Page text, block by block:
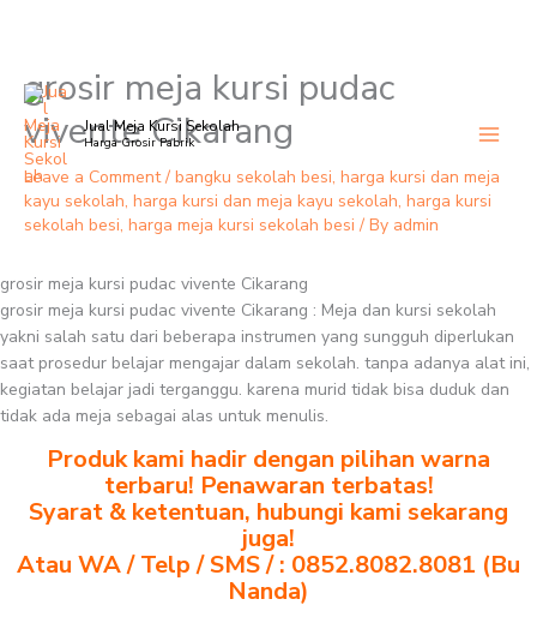
Skip
content
Jual Meja Kursi Sekolah
Harga Grosir Pabrik
grosir meja kursi pudac
vivente Cikarang
Leave a Comment / bangku sekolah besi, harga kursi dan meja
kayu sekolah, harga kursi dan meja kayu sekolah, harga kursi
sekolah besi, harga meja kursi sekolah besi / By admin
grosir meja kursi pudac vivente Cikarang
grosir meja kursi pudac vivente Cikarang : Meja dan kursi sekolah
yakni salah satu dari beberapa instrumen yang sungguh diperlukan
saat prosedur belajar mengajar dalam sekolah. tanpa adanya alat ini,
kegiatan belajar jadi terganggu. karena murid tidak bisa duduk dan
tidak ada meja sebagai alas untuk menulis.
Produk kami hadir dengan pilihan warna
terbaru! Penawaran terbatas!
Syarat & ketentuan, hubungi kami sekarang
juga!
Atau WA / Telp / SMS / : 0852.8082.8081 (Bu
Nanda)